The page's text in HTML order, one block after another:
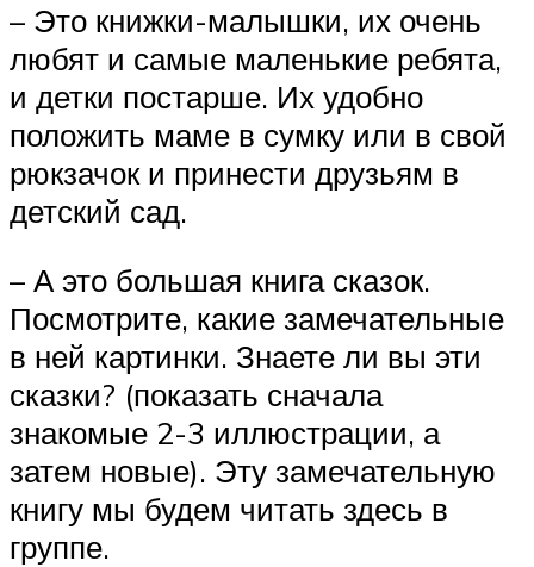
– Это книжки-малышки, их очень
любят и самые маленькие ребята,
и детки постарше. Их удобно
положить маме в сумку или в свой
рюкзачок и принести друзьям в
детский сад.
– А это большая книга сказок.
Посмотрите, какие замечательные
в ней картинки. Знаете ли вы эти
сказки? (показать сначала
знакомые 2-3 иллюстрации, а
затем новые). Эту замечательную
книгу мы будем читать здесь в
группе.